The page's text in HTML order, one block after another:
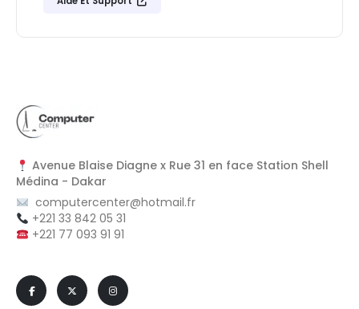
Avenue Blaise Diagne x Rue 31 en face Station Shell
Médina - Dakar
computercenter@hotmail.fr
+221 33 842 05 31
+221 77 093 91 91